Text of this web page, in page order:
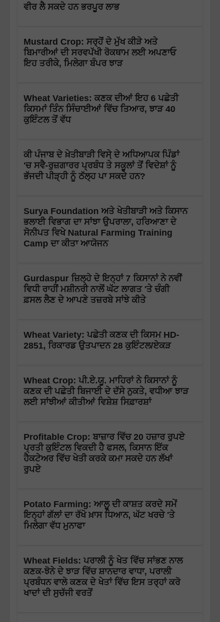
ਵੀਰ ਲੈ ਸਕਦੇ ਹਨ ਭਰਪੂਰ ਲਾਭ
Mustard Crop: ਸਰ੍ਹੋਂ ਦੇ ਮੁੱਖ ਕੀੜੇ ਅਤੇ
ਬਿਮਾਰੀਆਂ ਦੀ ਸਰਵਪੱਖੀ ਰੋਕਥਾਮ ਲਈ ਅਪਣਾਓ
ਇਹ ਤਰੀਕੇ, ਮਿਲੇਗਾ ਬੰਪਰ ਝਾੜ
Wheat Varieties: ਕਣਕ ਦੀਆਂ ਇਹ 6 ਪਛੇਤੀ
ਕਿਸਮਾਂ ਤਿੰਨ ਸਿੰਚਾਈਆਂ ਵਿੱਚ ਤਿਆਰ, ਝਾੜ 40
ਕੁਇੰਟਲ ਤੋਂ ਵੱਧ
ਕੀ ਪੰਜਾਬ ਦੇ ਖ਼ੇਤੀਬਾੜੀ ਵਿਸੇ਼ ਦੇ ਅਧਿਆਪਕ ਪਿੰਡਾਂ
'ਚ ਸਵੈ-ਰੁਜ਼ਗਾਰਰ ਪ੍ਰਬੰਧ ਤੇ ਸਕੂਲਾਂ ਤੋਂ ਵਿਦੇਸ਼ਾਂ ਨੂੰ
ਭੱਜਦੀ ਪੀੜ੍ਹੀ ਨੂੰ ਠੱਲ੍ਹ ਪਾ ਸਕਦੇ ਹਨ?
Surya Foundation ਅਤੇ ਖੇਤੀਬਾੜੀ ਅਤੇ ਕਿਸਾਨ
ਭਲਾਈ ਵਿਭਾਗ ਦਾ ਸਾਂਝਾ ਉਪਰਾਲਾ, ਹਰਿਆਣਾ ਦੇ
ਸੋਨੀਪਤ ਵਿਖੇ Natural Farming Training
Camp ਦਾ ਕੀਤਾ ਆਯੋਜਨ
Gurdaspur ਜ਼ਿਲ੍ਹੇ ਦੇ ਇਨ੍ਹਾਂ 7 ਕਿਸਾਨਾਂ ਨੇ ਨਵੀਂ
ਵਿਧੀ ਰਾਹੀਂ ਮਸ਼ੀਨਰੀ ਨਾਲੋਂ ਘੱਟ ਲਾਗਤ 'ਤੇ ਚੰਗੀ
ਫ਼ਸਲ ਲੈਣ ਦੇ ਆਪਣੇ ਤਜ਼ਰਬੇ ਸਾਂਝੇ ਕੀਤੇ
Wheat Variety: ਪਛੇਤੀ ਕਣਕ ਦੀ ਕਿਸਮ HD-
2851, ਰਿਕਾਰਡ ਉਤਪਾਦਨ 28 ਕੁਇੰਟਲ/ਏਕੜ
Wheat Crop: ਪੀ.ਏ.ਯੂ. ਮਾਹਿਰਾਂ ਨੇ ਕਿਸਾਨਾਂ ਨੂੰ
ਕਣਕ ਦੀ ਪਛੇਤੀ ਬਿਜਾਈ ਦੇ ਦੱਸੇ ਨੁਕਤੇ, ਵਧੀਆ ਝਾੜ
ਲਈ ਸਾਂਝੀਆਂ ਕੀਤੀਆਂ ਵਿਸ਼ੇਸ਼ ਸਿਫ਼ਾਰਸ਼ਾਂ
Profitable Crop: ਬਾਜ਼ਾਰ ਵਿੱਚ 20 ਹਜ਼ਾਰ ਰੁਪਏ
ਪ੍ਰਤੀ ਕੁਇੰਟਲ ਵਿਕਦੀ ਹੈ ਫਸਲ, ਕਿਸਾਨ ਇੱਕ
ਹੈਕਟੇਅਰ ਵਿੱਚ ਖੇਤੀ ਕਰਕੇ ਕਮਾ ਸਕਦੇ ਹਨ ਲੱਖਾਂ
ਰੁਪਏ
Potato Farming: ਆਲੂ ਦੀ ਕਾਸ਼ਤ ਕਰਦੇ ਸਮੇਂ
ਇਨ੍ਹਾਂ ਗੱਲਾਂ ਦਾ ਰੱਖੋ ਖ਼ਾਸ ਧਿਆਨ, ਘੱਟ ਖਰਚੇ 'ਤੇ
ਮਿਲੇਗਾ ਵੱਧ ਮੁਨਾਫਾ
Wheat Fields: ਪਰਾਲੀ ਨੂੰ ਖੇਤ ਵਿੱਚ ਸਾਂਭਣ ਨਾਲ
ਕਣਕ-ਝੋਨੇ ਦੇ ਝਾੜ ਵਿੱਚ ਸ਼ਾਨਦਾਰ ਵਾਧਾ, ਪਰਾਲੀ
ਪ੍ਰਬੰਧਨ ਵਾਲੇ ਕਣਕ ਦੇ ਖੇਤਾਂ ਵਿੱਚ ਇਸ ਤਰ੍ਹਾਂ ਕਰੋ
ਖਾਦਾਂ ਦੀ ਸੁਚੱਜੀ ਵਰਤੋਂ